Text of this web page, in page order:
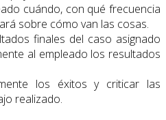
cuándo, con qué frecuencia
sobre cómo van las cosas.
finales del caso asignado
al empleado los resultados
los éxitos y criticar las
realizado.